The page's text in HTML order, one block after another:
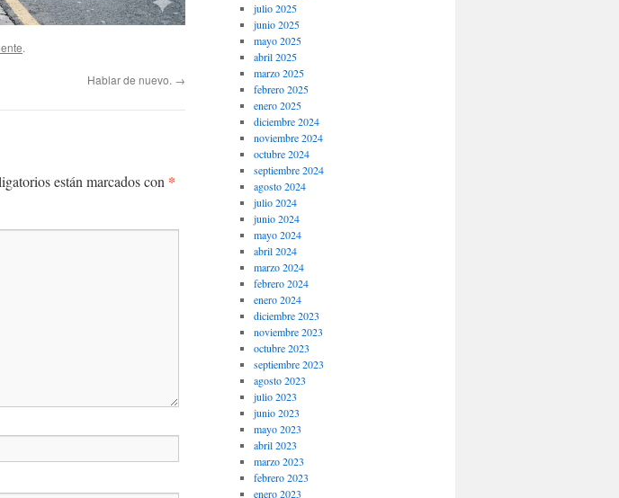
.
Hablar de nuevo. →
están marcados con *
julio 2025
junio 2025
mayo 2025
abril 2025
marzo 2025
febrero 2025
enero 2025
diciembre 2024
noviembre 2024
octubre 2024
septiembre 2024
agosto 2024
julio 2024
junio 2024
mayo 2024
abril 2024
marzo 2024
febrero 2024
enero 2024
diciembre 2023
noviembre 2023
octubre 2023
septiembre 2023
agosto 2023
julio 2023
junio 2023
mayo 2023
abril 2023
marzo 2023
febrero 2023
enero 2023